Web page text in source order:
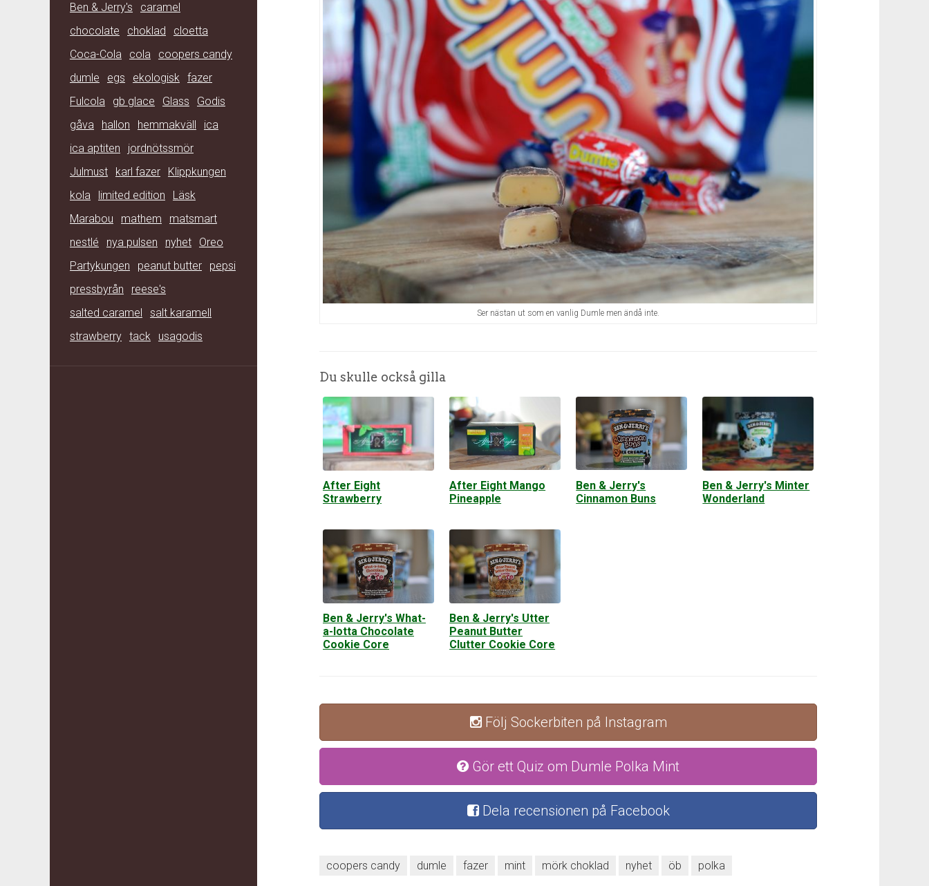
Ben & Jerry's
caramel
chocolate
choklad
cloetta
Coca-Cola
cola
coopers candy
dumle
egs ekologisk fazer
Fulcola
gb glace Glass
Godis
gåva
hallon hemmakväll
ica
ica aptiten
jordnötssmör
Julmust
karl fazer
Klippkungen
kola
limited edition
Läsk
Marabou
mathem
matsmart
nestlé
nya pulsen nyhet
Oreo
Partykungen
peanut butter
pepsi
pressbyrån
reese's
salted caramel
salt karamell
strawberry tack usagodis
Ser nästan ut som en vanlig Dumle men ändå inte.
Du skulle också gilla
After Eight
Strawberry
After Eight Mango
Pineapple
Ben & Jerry's
Cinnamon Buns
Ben & Jerry's Minter
Wonderland
Ben & Jerry's What-
a-lotta Chocolate
Cookie Core
Ben & Jerry's Utter
Peanut Butter
Clutter Cookie Core
Följ Sockerbiten på Instagram
Gör ett Quiz om Dumle Polka Mint
Dela recensionen på Facebook
coopers candy dumle fazer mint mörk choklad nyhet öb polka